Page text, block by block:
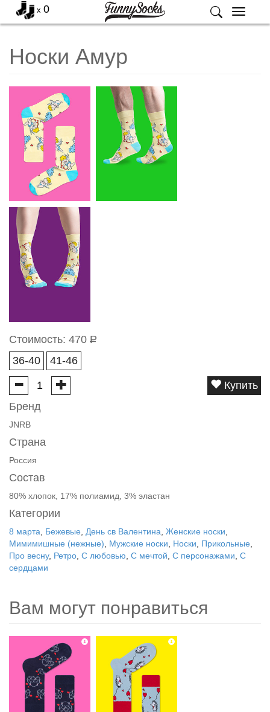
Меню
x 0
Носки Амур
Стоимость: 470 Р
36-40
41-46
Купить
Бренд
JNRB
Страна
Россия
Состав
80% хлопок, 17% полиамид, 3% эластан
Категории
8 марта Бежевые День св Валентина Женские носки
Мимимишные (нежные)
Мужские носки Носки Прикольные
Про весну, Ретро С любовью С мечтой С персонажами С
сердцами
Вам могут понравиться